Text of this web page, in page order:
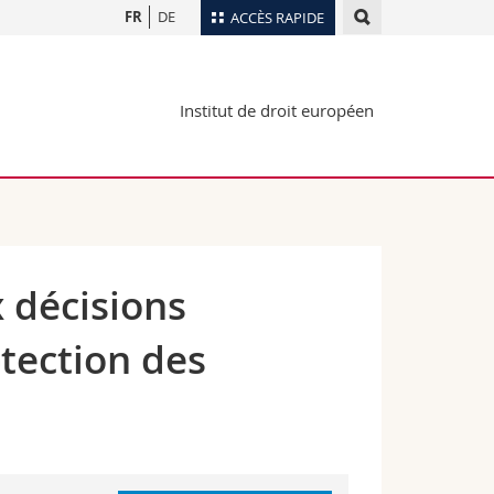
ACCÈS RAPIDE
Plan d'accès
Webmail
FR DE
Institut de droit européen
décisions
des